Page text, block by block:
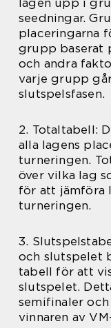
lagen upp i
seedningar.
placeringarna
grupp baserat
och andra
varje grupp
slutspelsfasen.
2. Totaltabell:
alla lagens
turneringen.
över vilka lag
för att jämföra
turneringen.
3.
och slutspelet
tabell för att
slutspelet.
semifinaler
vinnaren av